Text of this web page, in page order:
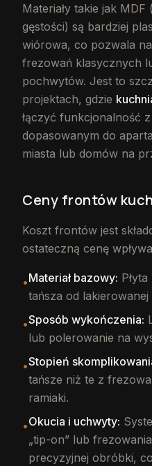
Materiały takie jak MDF
gęstości) są bardziej
wiórowa, co pozwala
frezowań klasycznych
pochwytów. Jest to
projektach, gdzie
łączyć funkcjonalność
dopasowanym do
miasta lub domów na
Ceny frontów
Koszt frontów jest
ostateczną cenę
•Materiał bazowy:
tańsza od
•Sposób wykończenia:
lub polerowanie na
•Stopień
tańsze niż te z
ramiaki.
•Okucia i uchwyty:
„tip-on” lub
precyzyjnej obróbki,